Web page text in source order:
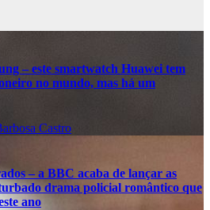
– este smartwatch Huawei tem
no mundo, mas há um
Castro
– a BBC acaba de lançar as
drama policial romântico que
ano